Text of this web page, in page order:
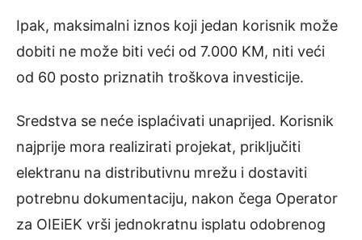
Ipak, maksimalni iznos koji jedan korisnik može
dobiti ne može biti veći od 7.000 KM, niti veći
od 60 posto priznatih troškova investicije.
Sredstva se neće isplaćivati unaprijed. Korisnik
najprije mora realizirati projekat, priključiti
elektranu na distributivnu mrežu i dostaviti
potrebnu dokumentaciju, nakon čega Operator
za OIEiEK vrši jednokratnu isplatu odobrenog